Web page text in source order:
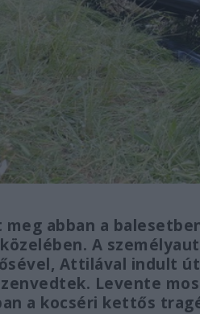
abban a
A
Attilával indult
Levente
a kocséri kettős